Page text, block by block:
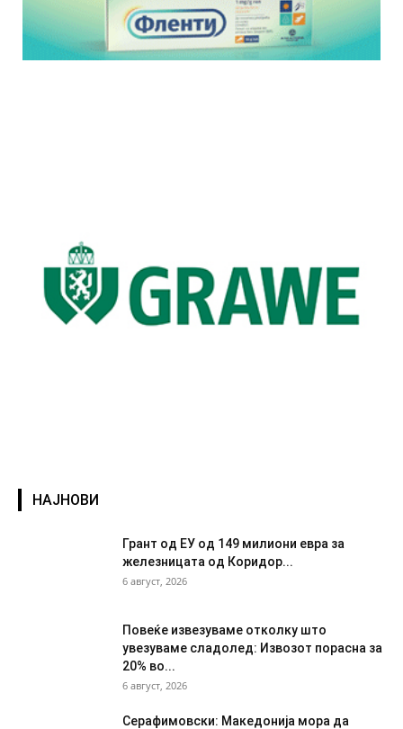
НАЈНОВИ
Грант од ЕУ од 149 милиони евра за
железницата од Коридор...
6 август, 2026
Повеќе извезуваме отколку што
увезуваме сладолед: Извозот порасна за
20% во...
6 август, 2026
Серафимовски: Македонија мора да